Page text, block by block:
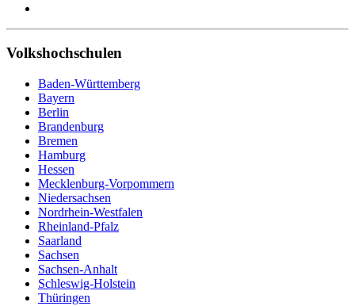
Volkshochschulen
Baden-Württemberg
Bayern
Berlin
Brandenburg
Bremen
Hamburg
Hessen
Mecklenburg-Vorpommern
Niedersachsen
Nordrhein-Westfalen
Rheinland-Pfalz
Saarland
Sachsen
Sachsen-Anhalt
Schleswig-Holstein
Thüringen